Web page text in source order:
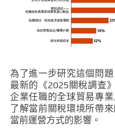
為了進一步研究這個問
最新的《2025關稅調查
企業任職的全球貿易專
了解當前關稅環境所帶
當前運營方式的影響。